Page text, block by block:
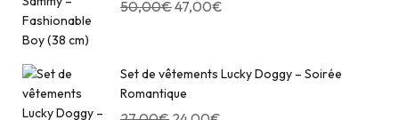
50,00€47,00€
Set de vêtements Lucky Doggy – Soirée
Romantique